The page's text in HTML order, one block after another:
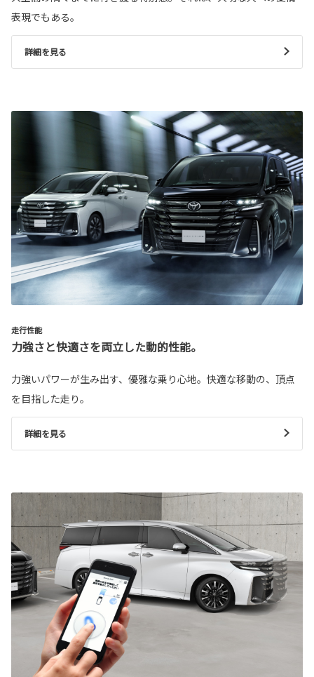
表現でもある。
詳細を見る
走行性能
力強さと快適さを両立した動的性能。
力強いパワーが生み出す、優雅な乗り心地。快適な移動の、頂点
を目指した走り。
詳細を見る